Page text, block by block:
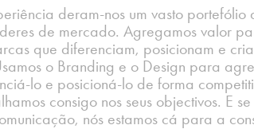
deram-nos um vasto portefólio
de mercado. Agregamos valor
que diferenciam, posicionam e
o Branding e o Design para
lo e posicioná-lo de forma
consigo nos seus objectivos. E
nós estamos cá para a